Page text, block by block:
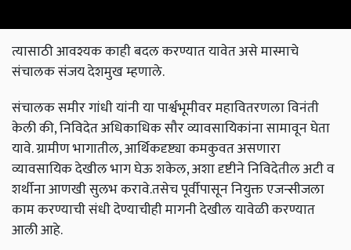
त्यासाठी आवश्यक काही बदल करण्यात यावेत असे मास्माचे
संचालक संजय देशमुख म्हणाले.
संचालक समीर गांधी यांनी या पार्श्वभूमीवर महावितरणला विनंती
केली की, निविदेत अधिकाधिक सौर व्यावसायिकांना सामावून घेता
यावे. ग्रामीण भागातील, आर्थिकदृष्ट्या कमकुवत असणारा
व्यावसायिक देखील भाग घेऊ शकेल, अशा दृष्टीने निविदेतील अटी व
शर्थीना आणखी सुलभ करावे.तसेच पूर्वीपासून नियुक्त एजन्सीजला
काम करण्याची संधी देण्याचीही मागनी देखील यावेळी करण्यात
आली आहे.